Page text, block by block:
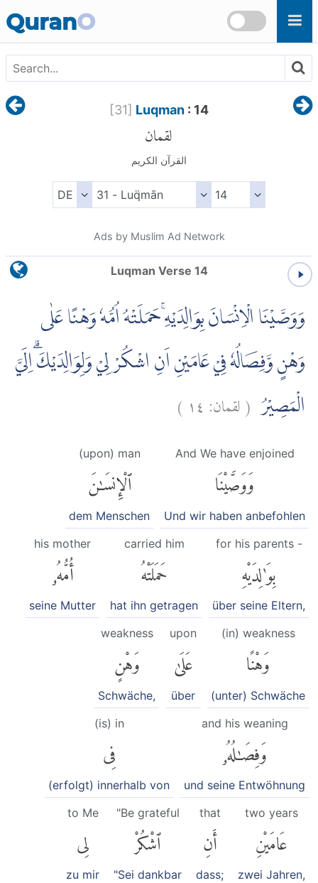
QuranO
[31] Luqman: 14
لقمان
القرآن الكريم
Ads by Muslim Ad Network
Luqman Verse 14
وَوَصَّيْنَا الْاِنْسَانَ بِوَالِدَيْهِۚ حَمَلَتْهُ اُمُّهٗ وَهْنًا عَلٰى
وَهْنٍ وَّفِصَالُهٗ فِيْ عَامَيْنِ اَنِ اشْكُرْ لِيْ وَلِوَالِدَيْكَۗ اِلَيَّ
الْمَصِيْرُ (لقمان: ١٤ )
And We have enjoined
وَوَصَّيْنَا
Und wir haben anbefohlen
(upon) man
ٱلْإِنسَٰنَ
dem Menschen
for his parents -
بِوَٰلِدَيْهِ
über seine Eltern,
carried him
حَمَلَتْهُ
hat ihn getragen
his mother
أُمُّهُۥ
seine Mutter
(in) weakness
وَهْنًا
(unter) Schwäche
upon
عَلَىٰ
über
weakness
وَهْنٍ
Schwäche,
and his weaning
وَفِصَٰلُهُۥ
und seine Entwöhnung
(is) in
فِى
(erfolgt) innerhalb von
two years
عَامَيْنِ
zwei Jahren,
that
أَنِ
dass;
"Be grateful
ٱشْكُرْ
"Sei dankbar
to Me
لِى
zu mir